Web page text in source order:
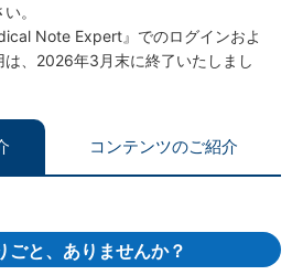
。
Note Expert』でのログインおよ
、2026年3月末に終了いたしまし
コンテンツのご紹介
ごと、ありませんか？